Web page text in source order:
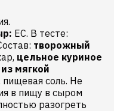
EC. В тесте:
творожный
цельное куриное
мягкой
пищевая соль. Не
в пищу в сыром
разогреть